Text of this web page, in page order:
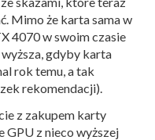
Mimo że karta sama w
4070 w swoim czasie
wyższa, gdyby karta
rok temu, a tak
rekomendacji).
z zakupem karty
GPU z nieco wyższej